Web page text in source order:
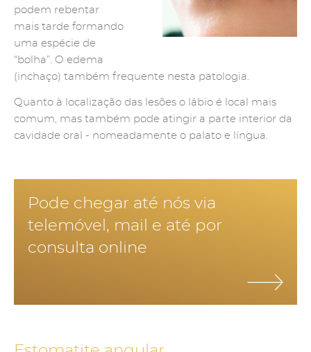
podem rebentar
mais tarde formando
uma espécie de
“bolha”. O edema
(inchaço) também frequente nesta patologia.
Quanto à localização das lesões o lábio é local mais
comum, mas também pode atingir a parte interior da
cavidade oral - nomeadamente o palato e língua.
Pode chegar até nós via
telemóvel, mail e até por
consulta online